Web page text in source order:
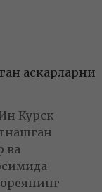
аскарларни
Курск
ва